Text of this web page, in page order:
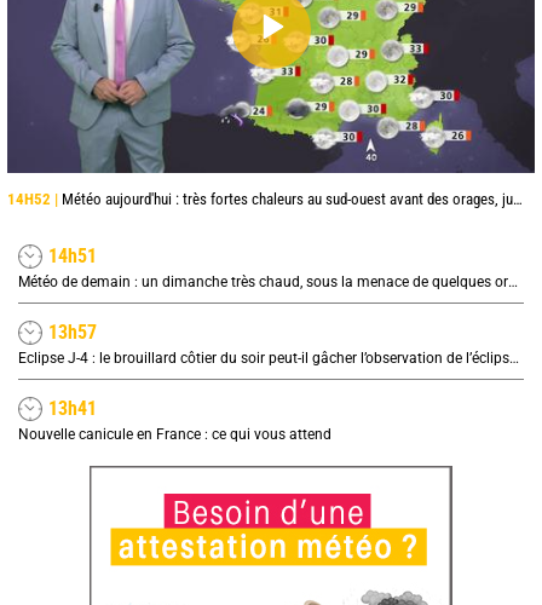
14H52 | Météo aujourd'hui : très fortes chaleurs au sud-ouest avant des orages, jusqu'à 39°C
14h51
Météo de demain : un dimanche très chaud, sous la menace de quelques orages
13h57
Eclipse J-4 : le brouillard côtier du soir peut-il gâcher l’observation de l’éclipse à la plage ?
13h41
Nouvelle canicule en France : ce qui vous attend